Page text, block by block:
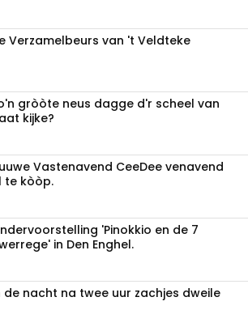
Verzamelbeurs van 't Veldteke
gròòte neus dagge d'r scheel van
kijke?
Vastenavend CeeDee venavend
te kòòp.
'Pinokkio en de 7
in Den Enghel.
de nacht na twee uur zachjes dweile